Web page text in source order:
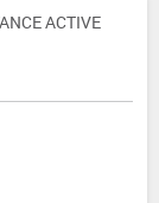
ACTIVE